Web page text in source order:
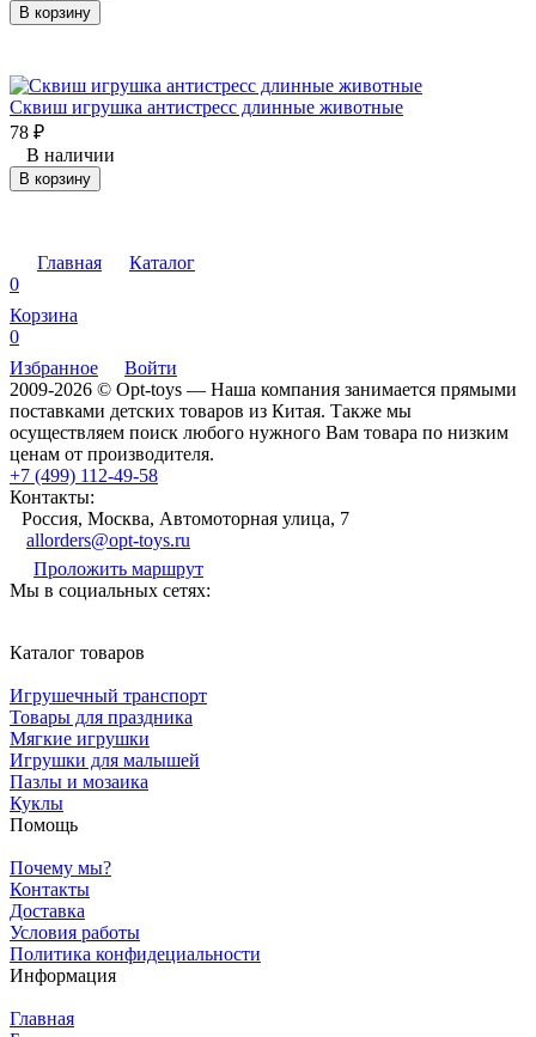
В корзину
Сквиш игрушка антистресс длинные животные
78 ₽
В наличии
В корзину
Главная
Каталог
0
Корзина
0
Избранное
Войти
2009-2026 © Opt-toys — Наша компания занимается прямыми
поставками детских товаров из Китая. Также мы
осуществляем поиск любого нужного Вам товара по низким
ценам от производителя.
+7 (499) 112-49-58
Контакты:
Россия, Москва, Автомоторная улица, 7
allorders@opt-toys.ru
Проложить маршрут
Мы в социальных сетях:
Каталог товаров
Игрушечный транспорт
Товары для праздника
Мягкие игрушки
Игрушки для малышей
Пазлы и мозаика
Куклы
Помощь
Почему мы?
Контакты
Доставка
Условия работы
Политика конфидециальности
Информация
Главная